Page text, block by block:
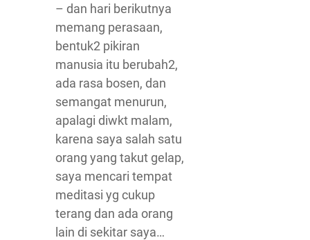
– dan hari berikutnya
memang perasaan,
bentuk2 pikiran
manusia itu berubah2,
ada rasa bosen, dan
semangat menurun,
apalagi diwkt malam,
karena saya salah satu
orang yang takut gelap,
saya mencari tempat
meditasi yg cukup
terang dan ada orang
lain di sekitar saya…